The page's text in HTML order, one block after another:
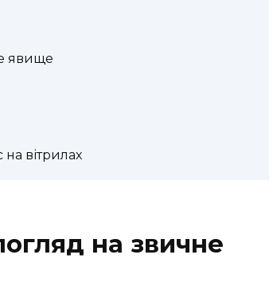
явище
вітрилах
на звичне